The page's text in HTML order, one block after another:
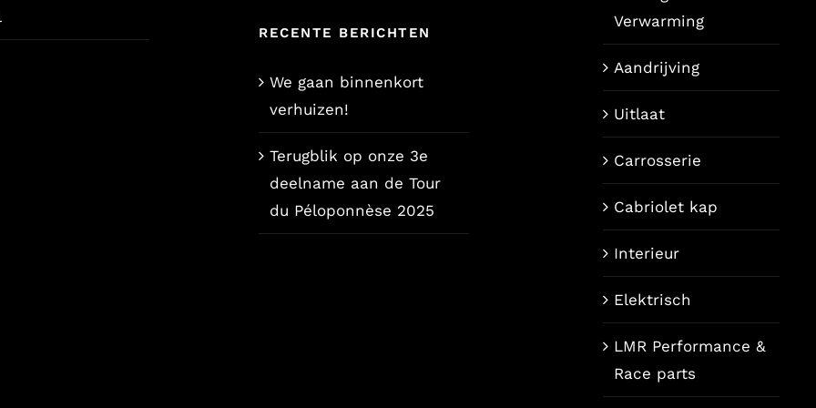
RECENTE BERICHTEN
We gaan binnenkort
verhuizen!
Terugblik op onze 3e
deelname aan de Tour
du Péloponnèse 2025
Verwarming
Aandrijving
Uitlaat
Carrosserie
Cabriolet kap
Interieur
Elektrisch
LMR Performance &
Race parts